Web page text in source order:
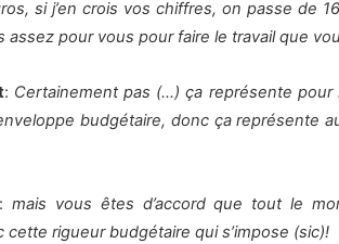
si j’en crois vos chiffres, on passe de
assez pour vous pour faire le travail que
: Certainement pas (…) ça représente
budgétaire, donc ça représente
mais vous êtes d’accord que tout le
cette rigueur budgétaire qui s’impose (sic)!